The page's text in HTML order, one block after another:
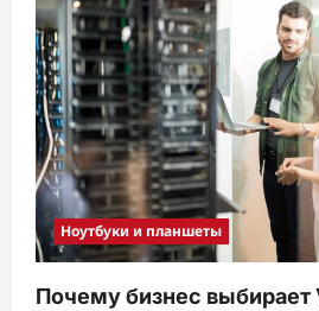
Ноутбуки и планшеты
Почему бизнес выбирает